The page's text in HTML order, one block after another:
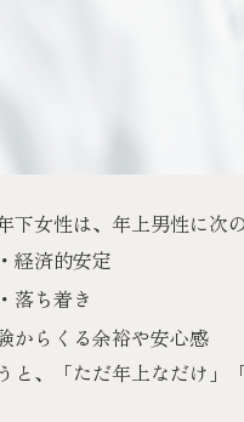
下女性は、年上男性に次
経済的安定
落ち着き
からくる余裕や安心感
と、「ただ年上なだけ」